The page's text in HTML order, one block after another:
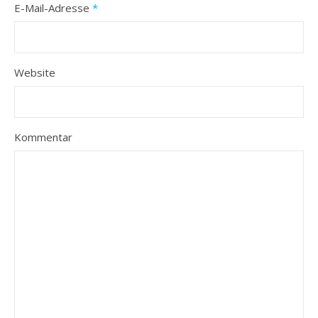
E-Mail-Adresse *
Website
Kommentar